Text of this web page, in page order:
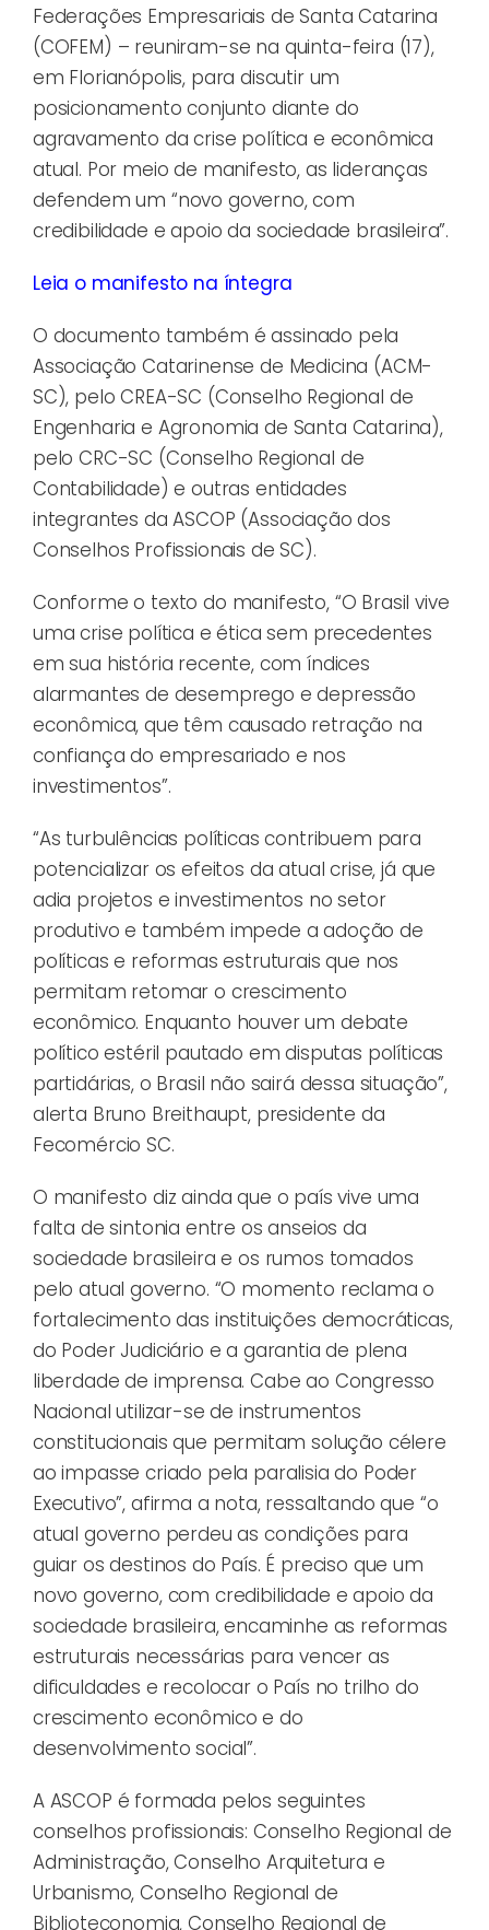
Federações Empresariais de Santa Catarina
(COFEM) – reuniram-se na quinta-feira (17),
em Florianópolis, para discutir um
posicionamento conjunto diante do
agravamento da crise política e econômica
atual. Por meio de manifesto, as lideranças
defendem um “novo governo, com
credibilidade e apoio da sociedade brasileira”.
Leia o manifesto na íntegra
O documento também é assinado pela
Associação Catarinense de Medicina (ACM-
SC), pelo CREA-SC (Conselho Regional de
Engenharia e Agronomia de Santa Catarina),
pelo CRC-SC (Conselho Regional de
Contabilidade) e outras entidades
integrantes da ASCOP (Associação dos
Conselhos Profissionais de SC).
Conforme o texto do manifesto, “O Brasil vive
uma crise política e ética sem precedentes
em sua história recente, com índices
alarmantes de desemprego e depressão
econômica, que têm causado retração na
confiança do empresariado e nos
investimentos”.
“As turbulências políticas contribuem para
potencializar os efeitos da atual crise, já que
adia projetos e investimentos no setor
produtivo e também impede a adoção de
políticas e reformas estruturais que nos
permitam retomar o crescimento
econômico. Enquanto houver um debate
político estéril pautado em disputas políticas
partidárias, o Brasil não sairá dessa situação”,
alerta Bruno Breithaupt, presidente da
Fecomércio SC.
O manifesto diz ainda que o país vive uma
falta de sintonia entre os anseios da
sociedade brasileira e os rumos tomados
pelo atual governo. “O momento reclama o
fortalecimento das instituições democráticas,
do Poder Judiciário e a garantia de plena
liberdade de imprensa. Cabe ao Congresso
Nacional utilizar-se de instrumentos
constitucionais que permitam solução célere
ao impasse criado pela paralisia do Poder
Executivo”, afirma a nota, ressaltando que “o
atual governo perdeu as condições para
guiar os destinos do País. É preciso que um
novo governo, com credibilidade e apoio da
sociedade brasileira, encaminhe as reformas
estruturais necessárias para vencer as
dificuldades e recolocar o País no trilho do
crescimento econômico e do
desenvolvimento social”.
A ASCOP é formada pelos seguintes
conselhos profissionais: Conselho Regional de
Administração, Conselho Arquitetura e
Urbanismo, Conselho Regional de
Biblioteconomia, Conselho Regional de